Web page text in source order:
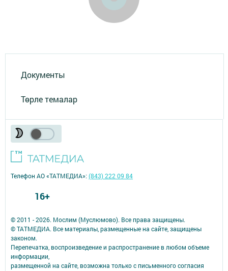
Документы
Төрле темалар
© 2011 - 2026. Мослим (Муслюмово). Все права защищены.
© ТАТМЕДИА. Все материалы, размещенные на сайте, защищены
законом.
Перепечатка, воспроизведение и распространение в любом объеме
информации,
размещенной на сайте, возможна только с письменного согласия
Телефон АО «ТАТМЕДИА»:(843) 222 09 84
16+